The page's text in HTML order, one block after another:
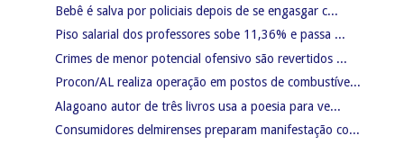
Bebê é salva por policiais depois de se engasgar c...
Piso salarial dos professores sobe 11,36% e passa ...
Crimes de menor potencial ofensivo são revertidos ...
Procon/AL realiza operação em postos de combustíve...
Alagoano autor de três livros usa a poesia para ve...
Consumidores delmirenses preparam manifestação co...